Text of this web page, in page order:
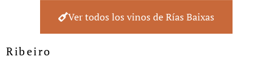
Ver todos los vinos de Rías Baixas
Ribeiro